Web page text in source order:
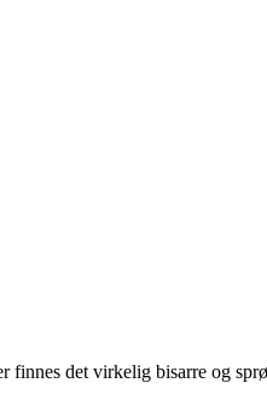
det virkelig bisarre og